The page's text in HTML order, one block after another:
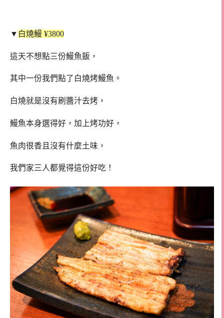
▼ 白燒鰻 ¥3800
這天不想點三份鰻魚飯，
其中一份我們點了白燒烤鰻魚。
白燒就是沒有刷醬汁去烤，
鰻魚本身選得好，加上烤功好，
魚肉很香且沒有什麼土味，
我們家三人都覺得這份好吃！